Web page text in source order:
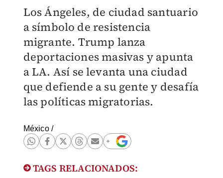
Los Ángeles, de ciudad santuario
a símbolo de resistencia
migrante. Trump lanza
deportaciones masivas y apunta
a LA. Así se levanta una ciudad
que defiende a su gente y desafía
las políticas migratorias.
México/
TAGS RELACIONADOS: